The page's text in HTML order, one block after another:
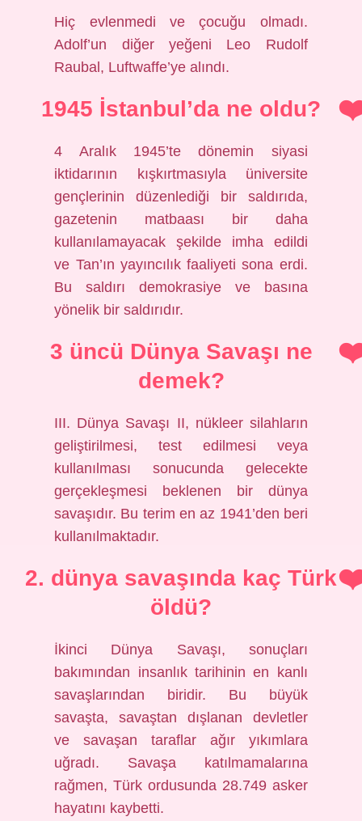
Hiç evlenmedi ve çocuğu olmadı.
Adolf’un diğer yeğeni Leo Rudolf
Raubal, Luftwaffe’ye alındı.
1945 İstanbul’da ne oldu?
4 Aralık 1945’te dönemin siyasi
iktidarının kışkırtmasıyla üniversite
gençlerinin düzenlediği bir saldırıda,
gazetenin matbaası bir daha
kullanılamayacak şekilde imha edildi
ve Tan’ın yayıncılık faaliyeti sona erdi.
Bu saldırı demokrasiye ve basına
yönelik bir saldırıdır.
3 üncü Dünya Savaşı ne
demek?
III. Dünya Savaşı II, nükleer silahların
geliştirilmesi, test edilmesi veya
kullanılması sonucunda gelecekte
gerçekleşmesi beklenen bir dünya
savaşıdır. Bu terim en az 1941’den beri
kullanılmaktadır.
2. dünya savaşında kaç Türk
öldü?
İkinci Dünya Savaşı, sonuçları
bakımından insanlık tarihinin en kanlı
savaşlarından biridir. Bu büyük
savaşta, savaştan dışlanan devletler
ve savaşan taraflar ağır yıkımlara
uğradı. Savaşa katılmamalarına
rağmen, Türk ordusunda 28.749 asker
hayatını kaybetti.